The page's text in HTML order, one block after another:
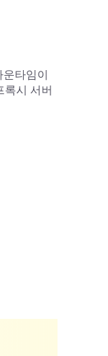
타임이
록시 서버